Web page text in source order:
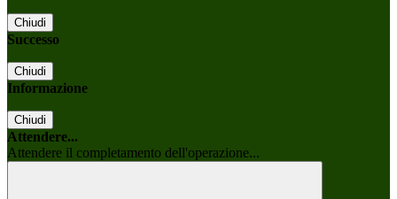
Chiudi
Successo
Chiudi
Informazione
Chiudi
Attendere...
Attendere il completamento dell'operazione...